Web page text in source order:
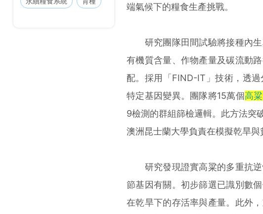
端氣候下的糧食生產挑戰。
研究團隊田間試驗將接種內生
有機質含量、作物產量及碳流動
配。採用「FIND-IT」技術，透過
特定基因變異。團隊將15萬個高
9檢測的群組篩檢邏輯。此方法突
澳洲昆士蘭大學負責在模擬乾旱與
研究發現證實高粱的多重抗逆
節基因有關。初步篩選已識別數
在乾旱下的存活率與產量。此外